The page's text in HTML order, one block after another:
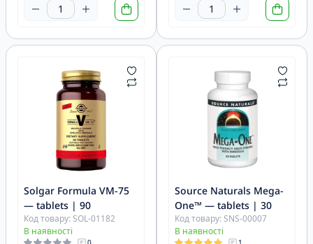
Solgar Formula VM-75
— tablets | 90
Код товару: SOL-01182
В наявності
Source Naturals Mega-
One™ — tablets | 30
Код товару: SNS-00007
В наявності